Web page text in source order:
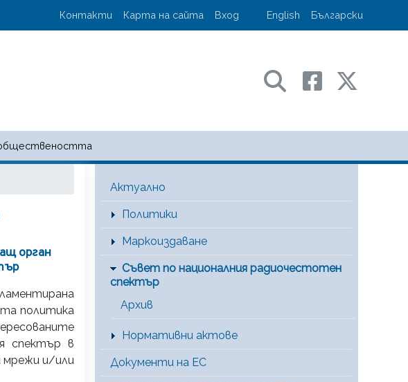
User account menu
Контакти Карта на сайта Вход English Български
of transport and communications
орган
политика
спектър в
мрежи и/или
Main Menu [BG]
Актуално
Политики
Маркоиздаване
Съвет по националния радиочестотен
спектър
Архив
Нормативни актове
Документи на ЕС